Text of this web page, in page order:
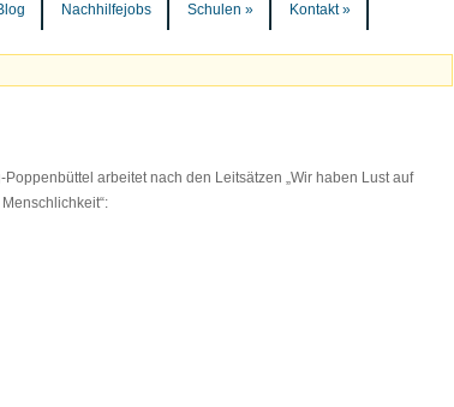
Nachhilfejobs Schulen » Kontakt»
arbeitet nach den Leitsätzen „Wir haben Lust auf